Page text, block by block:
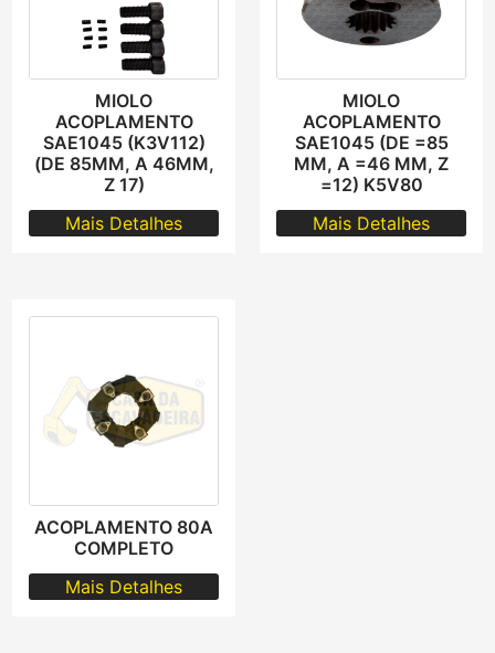
MIOLO
ACOPLAMENTO
SAE1045 (K3V112)
(DE 85MM, A 46MM,
Z 17)
Mais Detalhes
MIOLO
ACOPLAMENTO
SAE1045 (DE =85
MM, A =46 MM, Z
=12) K5V80
Mais Detalhes
ACOPLAMENTO 80A
COMPLETO
Mais Detalhes